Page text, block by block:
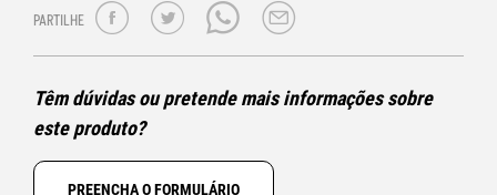
PARTILHE
Têm dúvidas ou pretende mais informações sobre
este produto?
PREENCHA O FORMULÁRIO